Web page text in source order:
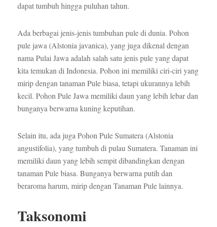
dapat tumbuh hingga puluhan tahun.
Ada berbagai jenis-jenis tumbuhan pule di dunia. Pohon
pule jawa (Alstonia javanica), yang juga dikenal dengan
nama Pulai Jawa adalah salah satu jenis pule yang dapat
kita temukan di Indonesia. Pohon ini memiliki ciri-ciri yang
mirip dengan tanaman Pule biasa, tetapi ukurannya lebih
kecil. Pohon Pule Jawa memiliki daun yang lebih lebar dan
bunganya berwarna kuning keputihan.
Selain itu, ada juga Pohon Pule Sumatera (Alstonia
angustifolia), yang tumbuh di pulau Sumatera. Tanaman ini
memiliki daun yang lebih sempit dibandingkan dengan
tanaman Pule biasa. Bunganya berwarna putih dan
beraroma harum, mirip dengan Tanaman Pule lainnya.
Taksonomi